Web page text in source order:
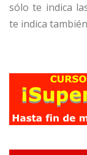
sólo te indica
te indica